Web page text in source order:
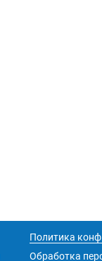
Политика
Обработка